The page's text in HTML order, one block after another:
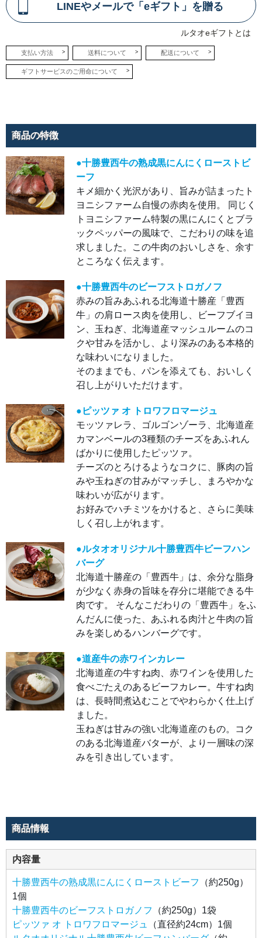
のビ
ーフ
ノフ
赤み
の旨
みあ
ふれ
西
牛」
の肩
ロー
を使
用
し、
ビー
フブ
イヨ
ン、
玉ね
や甘
活か
し、
より
深み
のあ
る本
まま
で
も、
パン
を添
えて
も、
おい
しく
ァ
オ
トロ
ワフ
ロマ
ージ
ュ
モッ
ラ、
北海
道産
カマ
ンベ
ール
の3
種類
のチ
ける
よう
なコ
ク
に、
豚肉
の旨
みや
玉ね
ぎの
甘み
がマ
ッチ
し、
まろ
やか
LINEやメールで「eギフト」を贈る
ルタオeギフトとは
支払い方法 送料について 配送について
ギフトサービスのご用命について
商品の特徴
●十勝豊西牛の熟成黒にんにくローストビ
ーフ
キメ細かく光沢があり、旨みが詰まったト
ヨニシファーム自慢の赤肉を使用。 同じく
トヨニシファーム特製の黒にんにくとブラ
ックペッパーの風味で、こだわりの味を追
求しました。この牛肉のおいしさを、余す
ところなく伝えます。
●十勝豊西牛のビーフストロガノフ
赤みの旨みあふれる北海道十勝産「豊西
牛」の肩ロース肉を使用し、ビーフブイヨ
ン、玉ねぎ、北海道産マッシュルームのコ
クや甘みを活かし、より深みのある本格的
な味わいになりました。
そのままでも、パンを添えても、おいしく
召し上がりいただけます。
●ピッツァ オ トロワフロマージュ
モッツァレラ、ゴルゴンゾーラ、北海道産
カマンベールの3種類のチーズをあふれん
ばかりに使用したピッツァ。
チーズのとろけるようなコクに、豚肉の旨
みや玉ねぎの甘みがマッチし、まろやかな
味わいが広がります。
お好みでハチミツをかけると、さらに美味
しく召し上がれます。
●ルタオオリジナル十勝豊西牛ビーフハン
バーグ
北海道十勝産の「豊西牛」は、余分な脂身
が少なく赤身の旨味を存分に堪能できる牛
肉です。 そんなこだわりの「豊西牛」をふ
んだんに使った、あふれる肉汁と牛肉の旨
みを楽しめるハンバーグです。
●道産牛の赤ワインカレー
北海道産の牛すね肉、赤ワインを使用した
食べごたえのあるビーフカレー。牛すね肉
は、長時間煮込むことでやわらかく仕上げ
ました。
玉ねぎは甘みの強い北海道産のもの。コク
のある北海道産バターが、より一層味の深
みを引き出しています。
商品情報
内容量
十勝豊西牛の熟成黒にんにくローストビーフ （約250g）
1個
十勝豊西牛のビーフストロガノフ （約250g）1袋
ピッツァ オ トロワフロマージュ
（直径約24cm）1個